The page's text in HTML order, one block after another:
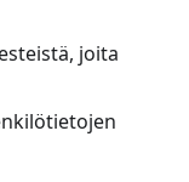
joita